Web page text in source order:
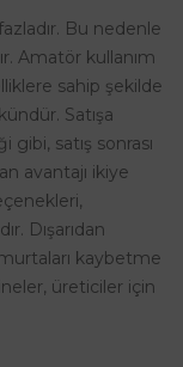
Bu nedenle
Amatör kullanım
sahip şekilde
Satışa
satış sonrası
avantajı ikiye
Dışarıdan
kaybetme
üreticiler için